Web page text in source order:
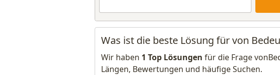
Was ist die beste Lösung für von
Wir haben 1 Top Lösungen für die Frage
Längen, Bewertungen und häufige Suchen.